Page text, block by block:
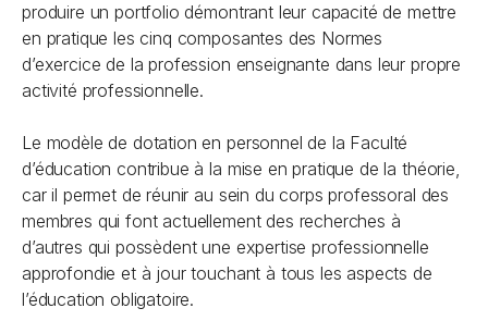
produire un portfolio démontrant leur capacité de mettre
en pratique les cinq composantes des Normes
d’exercice de la profession enseignante dans leur propre
activité professionnelle.
Le modèle de dotation en personnel de la Faculté
d’éducation contribue à la mise en pratique de la théorie,
car il permet de réunir au sein du corps professoral des
membres qui font actuellement des recherches à
d’autres qui possèdent une expertise professionnelle
approfondie et à jour touchant à tous les aspects de
l’éducation obligatoire.